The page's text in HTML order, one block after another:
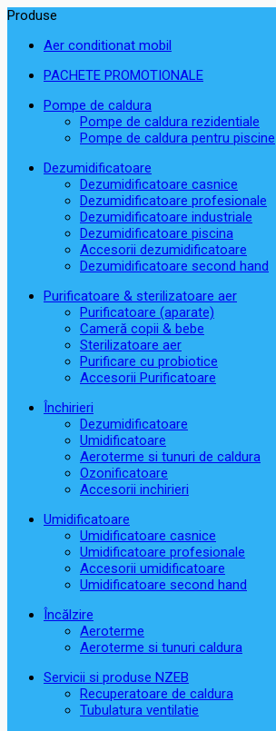
Produse
Aer conditionat mobil
PACHETE PROMOTIONALE
Pompe de caldura
Pompe de caldura rezidentiale
Pompe de caldura pentru piscine
Dezumidificatoare
Dezumidificatoare casnice
Dezumidificatoare profesionale
Dezumidificatoare industriale
Dezumidificatoare piscina
Accesorii dezumidificatoare
Dezumidificatoare second hand
Purificatoare & sterilizatoare aer
Purificatoare (aparate)
Cameră copii & bebe
Sterilizatoare aer
Purificare cu probiotice
Accesorii Purificatoare
Închirieri
Dezumidificatoare
Umidificatoare
Aeroterme si tunuri de caldura
Ozonificatoare
Accesorii inchirieri
Umidificatoare
Umidificatoare casnice
Umidificatoare profesionale
Accesorii umidificatoare
Umidificatoare second hand
Încălzire
Aeroterme
Aeroterme si tunuri caldura
Servicii si produse NZEB
Recuperatoare de caldura
Tubulatura ventilatie